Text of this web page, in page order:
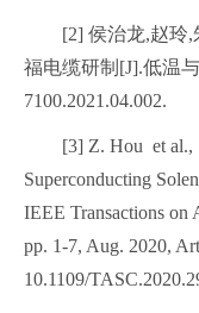
[2] 侯治龙,赵玲
福电缆研制[J].低温
7100.2021.04.002.
[3] Z. Hou et al.,
Superconducting
IEEE Transactions on
pp. 1-7, Aug. 2020,
10.1109/